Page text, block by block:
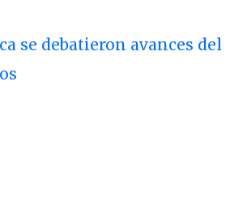
se debatieron avances del